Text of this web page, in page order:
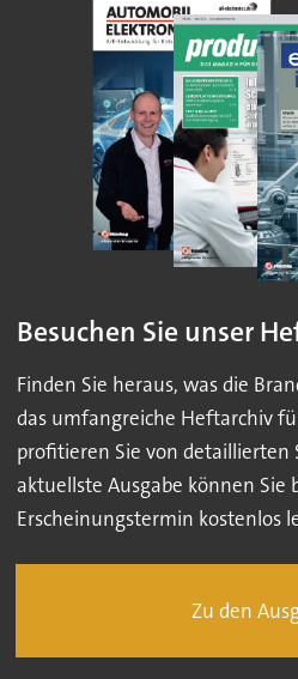
Besuchen Sie unser
Finden Sie heraus, was die
das umfangreiche Heftarchiv
profitieren Sie von detaillierten
aktuellste Ausgabe können Sie
Erscheinungstermin kostenlos
Zu den